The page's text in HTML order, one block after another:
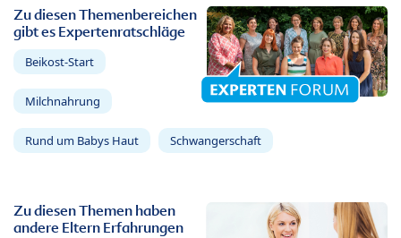
Zu diesen Themenbereichen
gibt es Expertenratschläge
Beikost-Start
Milchnahrung
Rund um Babys Haut Schwangerschaft
Zu diesen Themen haben
andere Eltern Erfahrungen